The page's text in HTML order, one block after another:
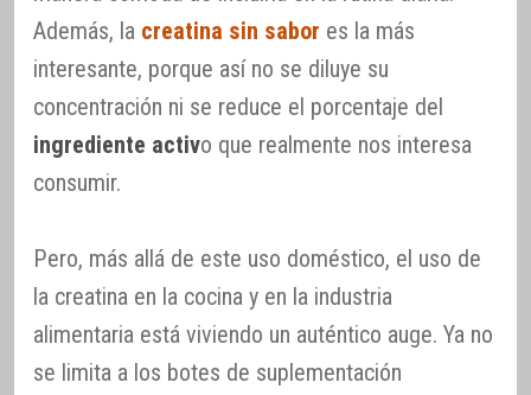
Además, la creatina sin sabor es la más
interesante, porque así no se diluye su
concentración ni se reduce el porcentaje del
ingrediente activo que realmente nos interesa
consumir.
Pero, más allá de este uso doméstico, el uso de
la creatina en la cocina y en la industria
alimentaria está viviendo un auténtico auge. Ya no
se limita a los botes de suplementación